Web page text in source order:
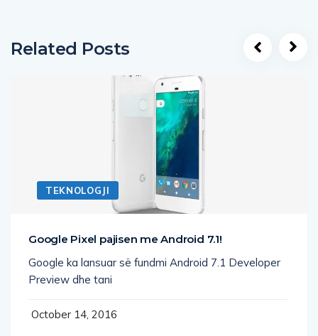
Related Posts
TEKNOLOGJI
Google Pixel pajisen me Android 7.1!
Google ka lansuar së fundmi Android 7.1 Developer
Preview dhe tani
October 14, 2016